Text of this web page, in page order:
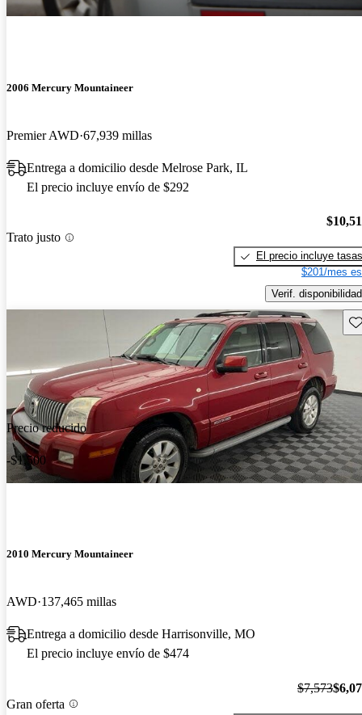
2006 Mercury Mountaineer
Premier AWD 67,939 millas
Entrega a domicilio desde Melrose Park, IL
El precio incluye envío de $292
Trato justo
El precio incluye tasas
$201/mes
Verif. disponibilidad
Precio reducido
-$1,500
2010 Mercury Mountaineer
AWD 137,465 millas
Entrega a domicilio desde Harrisonville, MO
El precio incluye envío de $474
Gran oferta
$7,573